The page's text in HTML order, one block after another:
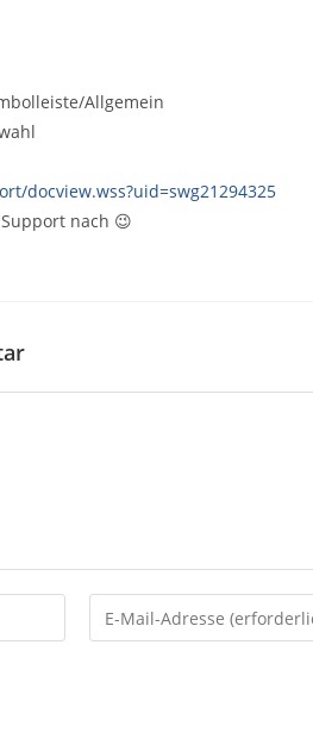
Allgemein
docview.wss?uid=swg21294325
nach 😉